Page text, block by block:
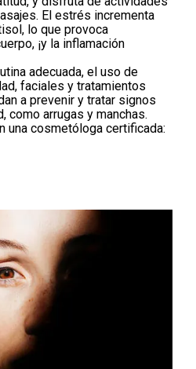
. El estrés incrementa
lo que provoca
¡y la inflamación
adecuada, el uso de
faciales y tratamientos
a prevenir y tratar signos
como arrugas y manchas.
una cosmetóloga certificada: